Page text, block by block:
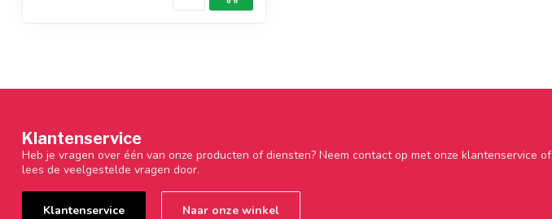
Klantenservice
Heb je vragen over één van onze producten of diensten? Neem contact op met onze klantenservice of
lees de veelgestelde vragen door.
Klantenservice Naar onze winkel